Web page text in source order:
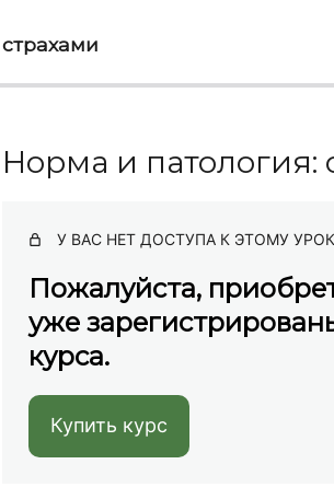
Норма и
У ВАС НЕТ ДОСТУПА К ЭТОМУ
Пожалуйста,
уже
курса.
Купить курс